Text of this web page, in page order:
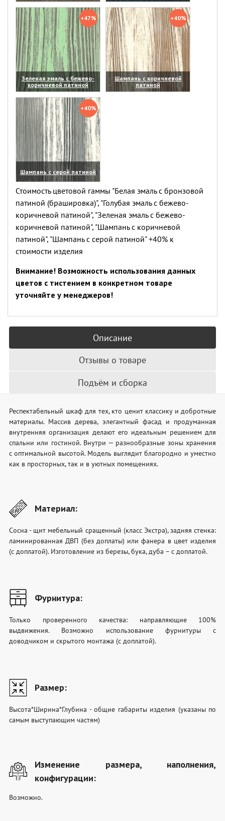
(увеличить)
(увеличить)
+47%
Зеленая эмаль с бежево-
коричневой патиной
(увеличить)
+40%
Шампань с коричневой
патиной
(увеличить)
+40%
Шампань с серой патиной
(увеличить)
Стоимость цветовой гаммы "Белая эмаль с бронзовой
патиной (брашировка)", "Голубая эмаль с бежево-
коричневой патиной", "Зеленая эмаль с бежево-
коричневой патиной", "Шампань с коричневой
патиной", "Шампань с серой патиной" +40% к
стоимости изделия
Внимание! Возможность использования данных
цветов с тистением в конкретном товаре
уточняйте у менеджеров!
Описание
Отзывы о товаре
Подъём и сборка
Респектабельный шкаф для тех, кто ценит классику и добротные
материалы. Массив дерева, элегантный фасад и продуманная
внутренняя организация делают его идеальным решением для
спальни или гостиной. Внутри — разнообразные зоны хранения
с оптимальной высотой. Модель выглядит благородно и уместно
как в просторных, так и в уютных помещениях.
Материал:
Сосна - щит мебельный сращенный (класс Экстра), задняя стенка:
ламинированная ДВП (без доплаты) или фанера в цвет изделия
(с доплатой). Изготовление из березы, бука, дуба – с доплатой.
Фурнитура:
Только проверенного качества: направляющие 100%
выдвижения. Возможно использование фурнитуры с
доводчиком и скрытого монтажа (с доплатой).
Размер:
Высота*Ширина*Глубина - общие габариты изделия (указаны по
самым выступающим частям)
Изменение размера, наполнения,
конфигурации:
Возможно.